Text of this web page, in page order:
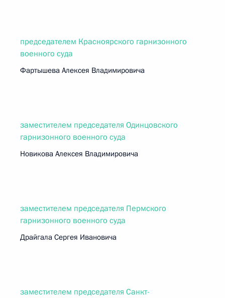
председателем Красноярского гарнизонного
военного суда
Фартышева Алексея Владимировича
заместителем председателя Одинцовского
гарнизонного военного суда
Новикова Алексея Владимировича
заместителем председателя Пермского
гарнизонного военного суда
Драйгала Сергея Ивановича
заместителем председателя Санкт-